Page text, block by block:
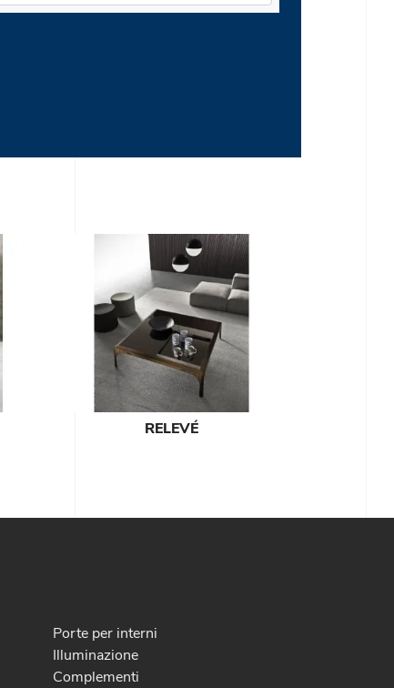
RELEVÉ
Porte per interni
Illuminazione
Complementi